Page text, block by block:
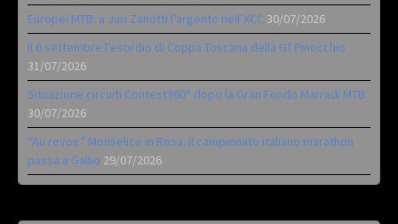
Europei MTB: a Juri Zanotti l’argento nell’XCC 30/07/2026
Il 6 settembre l’esordio di Coppa Toscana della Gf Pinocchio
31/07/2026
Situazione circuiti Contest360° dopo la Gran Fondo Marradi MTB
30/07/2026
“Au revoir” Monselice in Rosa. Il campionato italiano marathon
passa a Gallio 29/07/2026